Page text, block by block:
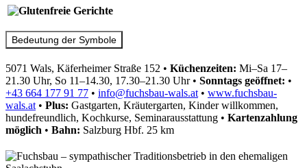
Bedeutung der Symbole
5071 Wals, Käferheimer Straße 152 • Küchenzeiten: Mi–Sa 17–
21.30 Uhr, So 11–14.30, 17.30–21.30 Uhr• Sonntags geöffnet: •
+43 664 177 91 77 • info@fuchsbau-wals.at • www.fuchsbau-
wals.at • Plus: Gastgarten, Kräutergarten, Kinder willkommen,
hundefreundlich, Kochkurse, Seminarausstattung • Kartenzahlung
möglich • Bahn: Salzburg Hbf. 25 km